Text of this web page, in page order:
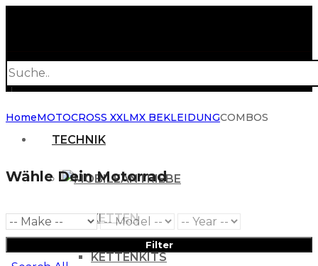
search
TECHNIK
ANTRIEBE
KETTEN
KETTENKITS
HomeMOTOCROSS XXLMX BEKLEIDUNGCOMBOS
Wähle Dein Motorrad
Filter